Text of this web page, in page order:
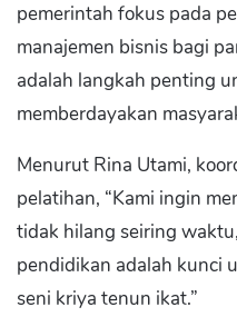
pemerintah fokus pada
manajemen bisnis bagi
adalah langkah penting
memberdayakan
Menurut Rina Utami,
pelatihan, “Kami ingin
tidak hilang seiring
pendidikan adalah kunci
seni kriya tenun ikat.”